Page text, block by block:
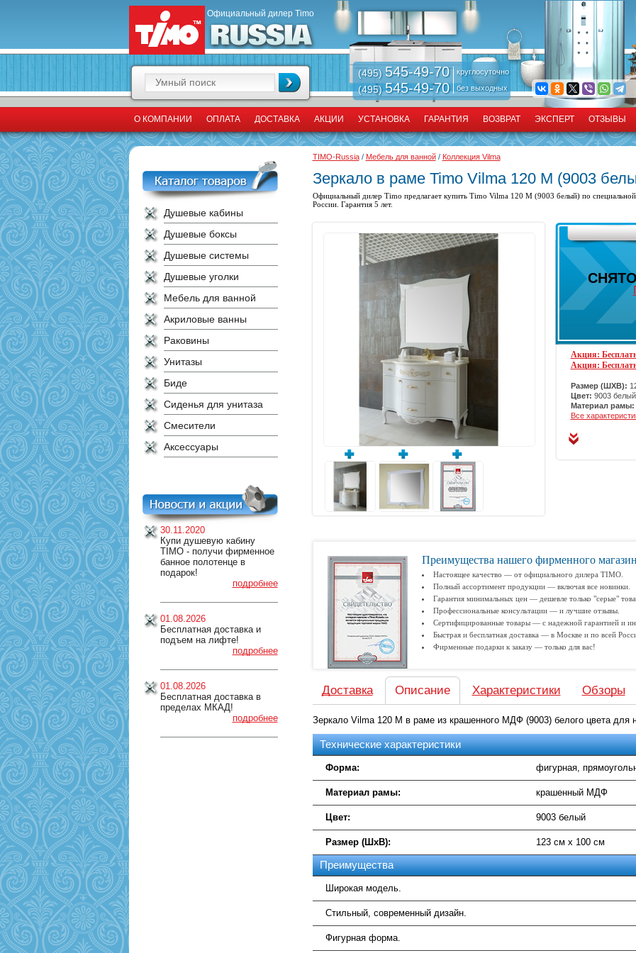
Официальный дилер Timo
(495) 545-49-70
(495)545-49-70
круглосуточно
без выходных
О КОМПАНИИ ОПЛАТА ДОСТАВКА АКЦИИ УСТАНОВКА ГАРАНТИЯ ВОЗВРАТ ЭКСПЕРТ ОТЗЫВЫ
Душевые кабины
Душевые боксы
Душевые системы
Душевые уголки
Мебель для ванной
Акриловые ванны
Раковины
Унитазы
Биде
Сиденья для унитаза
Смесители
Аксессуары
30.11.2020
Купи душевую кабину
TIMO - получи фирменное
банное полотенце в
подарок!
подробнее
01.08.2026
Бесплатная доставка и
подъем на лифте!
подробнее
01.08.2026
Бесплатная доставка в
пределах МКАД!
подробнее
TIMO-Russia/ Мебель для ванной/ Коллекция Vilma
Зеркало в раме Timo Vilma 120 M (9003
Официальный дилер Timo предлагает купить Timo Vilma 120 M (9003 белый) по
России. Гарантия 5 лет.
Акция:
Акция:
Размер (ШХВ):
Цвет: 9003 белый
Материал рамы:
Все
Преимущества нашего фирменного
Настоящее качество — от официального дилера TIMO.
Полный ассортимент продукции — включая все новинки.
Гарантия минимальных цен — дешевле только "серые"
Профессиональные консультации — и лучшие отзывы.
Сертифицированные товары — с надежной гарантией и
Быстрая и бесплатная доставка — в Москве и по всей
Фирменные подарки к заказу — только для вас!
Доставка Описание Характеристики Обзоры
Зеркало Vilma 120 M в раме из крашенного МДФ (9003) белого цвета для
Технические характеристики
Форма: фигурная,
Материал рамы: крашенный МДФ
Цвет: 9003 белый
Размер (ШхВ): 123 см х 100 см
Преимущества
Широкая модель.
Стильный, современный дизайн.
Фигурная форма.